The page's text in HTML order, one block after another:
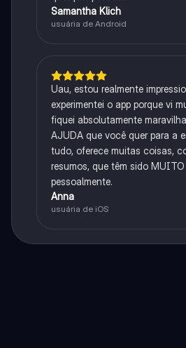
Samantha Klich
usuária de Android
Uau, estou realmente
experimentei o app porque vi
fiquei absolutamente
AJUDA que você quer para a
tudo, oferece muitas coisas,
resumos, que têm sido
pessoalmente.
Anna
usuária de iOS